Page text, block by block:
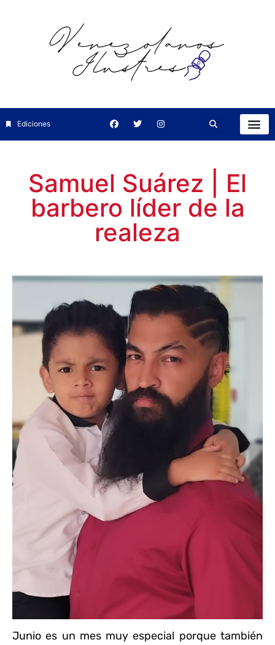
Ediciones
Samuel Suárez | El
barbero líder de la
realeza
Junio es un mes muy especial porque también